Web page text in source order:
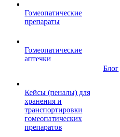
Гомеопатические
препараты
Гомеопатические
аптечки
Кейсы (пеналы) для
хранения и
транспортировки
гомеопатических
препаратов
Блог